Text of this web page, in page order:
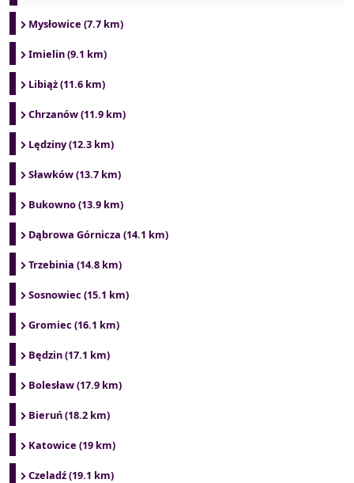
Mysłowice (7.7 km)
Imielin (9.1 km)
Libiąż (11.6 km)
Chrzanów (11.9 km)
Lędziny (12.3 km)
Sławków (13.7 km)
Bukowno (13.9 km)
Dąbrowa Górnicza (14.1 km)
Trzebinia (14.8 km)
Sosnowiec (15.1 km)
Gromiec (16.1 km)
Będzin (17.1 km)
Bolesław (17.9 km)
Bieruń (18.2 km)
Katowice (19 km)
Czeladź (19.1 km)